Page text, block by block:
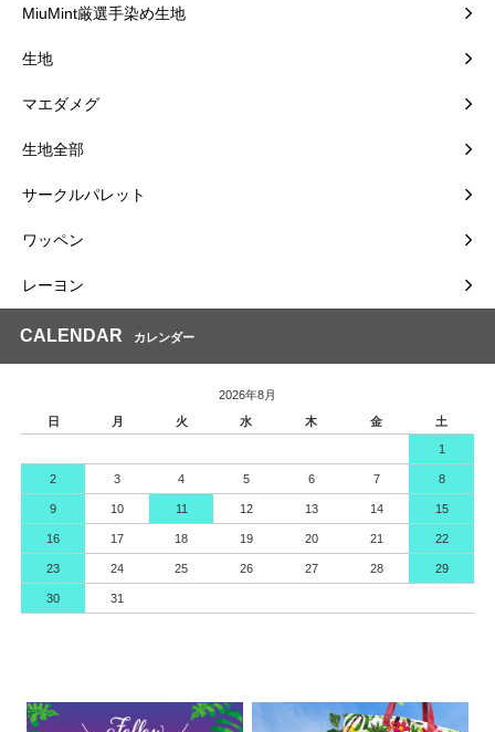
MiuMint厳選手染め生地
生地
マエダメグ
生地全部
サークルパレット
ワッペン
レーヨン
CALENDAR カレンダー
2026年8月
日
月 火 水 木 金 土
1
2 3 4 5 6 7 8
9 10 11 12 13 14 15
16 17 18 19 20 21 22
23 24 25 26 27 28 29
30 31